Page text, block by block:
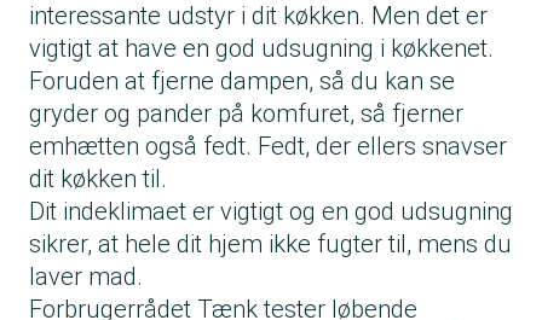
interessante udstyr i dit køkken. Men det er
vigtigt at have en god udsugning i køkkenet.
Foruden at fjerne dampen, så du kan se
gryder og pander på komfuret, så fjerner
emhætten også fedt. Fedt, der ellers snavser
dit køkken til.
Dit indeklimaet er vigtigt og en god udsugning
sikrer, at hele dit hjem ikke fugter til, mens du
laver mad.
Forbrugerrådet Tænk tester løbende